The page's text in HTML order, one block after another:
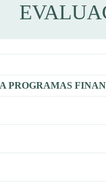
PROGRAMAS